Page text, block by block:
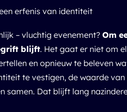
erfenis van identiteit
– vluchtig evenement? Om
blijft. Het gaat er niet om
en opnieuw te beleven
te vestigen, de waarde
samen. Dat blijft lang